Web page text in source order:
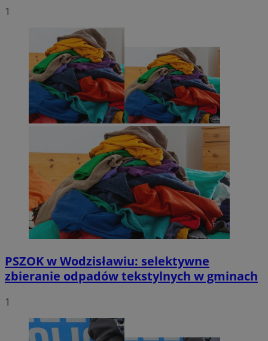
1
PSZOK w Wodzisławiu: selektywne
zbieranie odpadów tekstylnych w gminach
1